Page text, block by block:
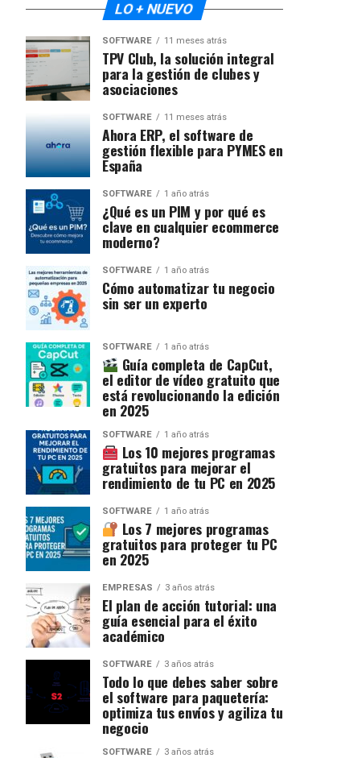
LO + NUEVO
SOFTWARE 11 meses atrás
TPV Club, la solución integral
para la gestión de clubes y
asociaciones
SOFTWARE 11 meses atrás
Ahora ERP, el software de
gestión flexible para PYMES en
España
SOFTWARE 1 año atrás
¿Qué es un PIM y por qué es
clave en cualquier ecommerce
moderno?
SOFTWARE 1 año atrás
Cómo automatizar tu negocio
sin ser un experto
SOFTWARE 1 año atrás
Guía completa de CapCut,
el editor de vídeo gratuito que
está revolucionando la edición
en 2025
SOFTWARE 1 año atrás
Los 10 mejores programas
gratuitos para mejorar el
rendimiento de tu PC en 2025
SOFTWARE 1 año atrás
Los 7 mejores programas
gratuitos para proteger tu PC
en 2025
EMPRESAS 3 años atrás
El plan de acción tutorial: una
guía esencial para el éxito
académico
SOFTWARE 3 años atrás
Todo lo que debes saber sobre
el software para paquetería:
optimiza tus envíos y agiliza tu
negocio
SOFTWARE 3 años atrás